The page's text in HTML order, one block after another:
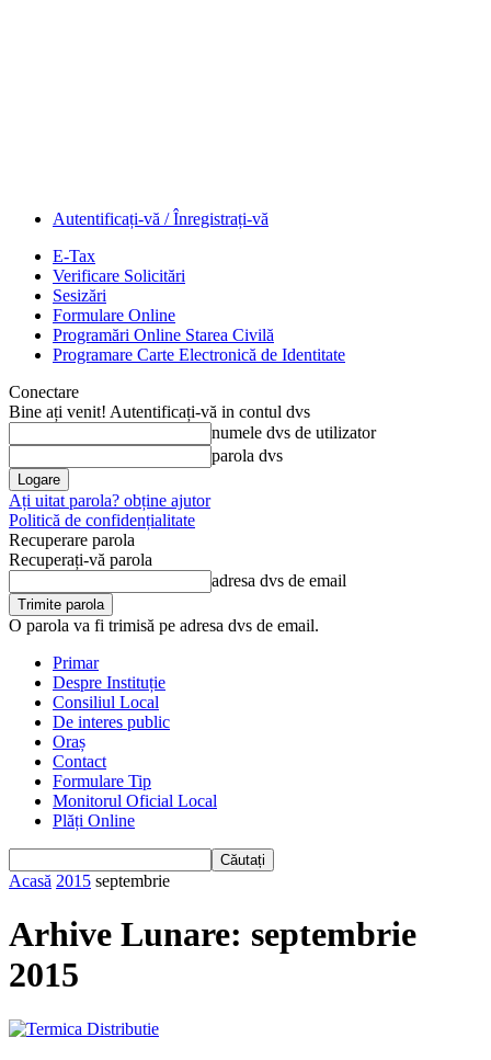
Autentificați-vă / Înregistrați-vă
E-Tax
Verificare Solicitări
Sesizări
Formulare Online
Programări Online Starea Civilă
Programare Carte Electronică de Identitate
Conectare
Bine ați venit! Autentificați-vă in contul dvs
numele dvs de utilizator
parola dvs
Ați uitat parola? obține ajutor
Politică de confidențialitate
Recuperare parola
Recuperați-vă parola
adresa dvs de email
O parola va fi trimisă pe adresa dvs de email.
Primar
Despre Instituție
Consiliul Local
De interes public
Oraș
Contact
Formulare Tip
Monitorul Oficial Local
Plăți Online
Acasă 2015 septembrie
Arhive Lunare: septembrie
2015